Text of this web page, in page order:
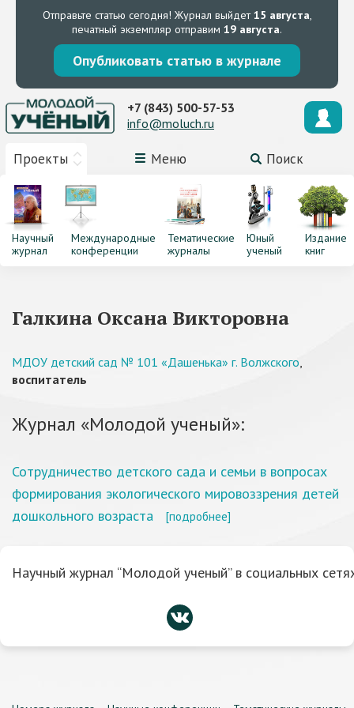
Отправьте статью сегодня! Журнал выйдет15 августа,
печатный экземпляр отправим 19 августа.
Опубликовать статью в журнале
Проекты Меню Поиск
+7 (843) 500-57-53
info@moluch.ru
Научный
журнал
Международные
конференции
Тематические
журналы
Юный
ученый
Издание
книг
Галкина Оксана Викторовна
МДОУ детский сад № 101 «Дашенька» г. Волжского,
воспитатель
Журнал «Молодой ученый»:
Сотрудничество детского сада и семьи в вопросах
формирования экологического мировоззрения детей
дошкольного возраста
[подробнее]
Научный журнал “Молодой ученый” в социальных